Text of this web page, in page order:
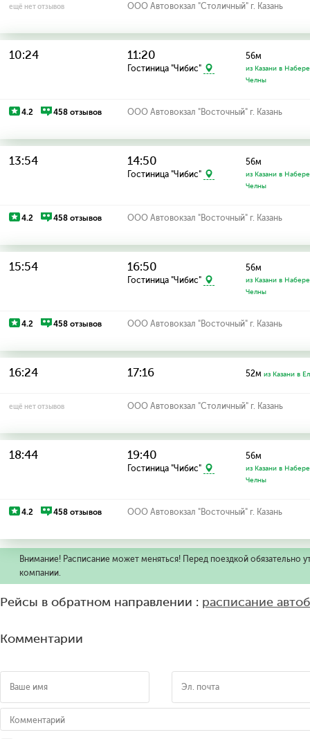
ещё нет отзывов ООО Автовокзал "Столичный" г. Казань
10:24 11:20
Гостиница "Чибис"
56м
из Казани в
Челны
4.2 458 отзывов ООО Автовокзал "Восточный" г. Казань
13:54 14:50
Гостиница "Чибис"
56м
из Казани в
Челны
4.2 458 отзывов ООО Автовокзал "Восточный" г. Казань
15:54 16:50
Гостиница "Чибис"
56м
из Казани в
Челны
4.2 458 отзывов ООО Автовокзал "Восточный" г. Казань
16:24 17:16 52м из Казани в
ещё нет отзывов ООО Автовокзал "Столичный" г. Казань
18:44 19:40
Гостиница "Чибис"
56м
из Казани в
Челны
4.2 458 отзывов ООО Автовокзал "Восточный" г. Казань
Внимание! Расписание может меняться! Перед поездкой обязательно
компании.
Рейсы в обратном направлении : расписание
Комментарии